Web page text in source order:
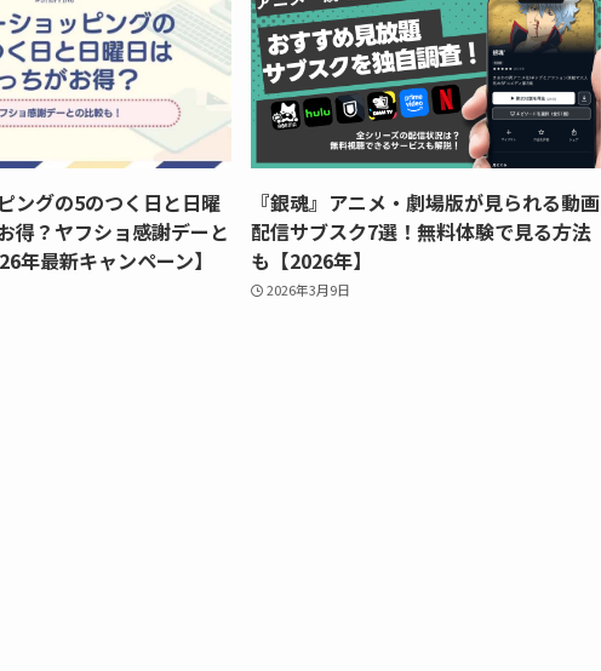
ングの5のつく日と日曜
得？ヤフショ感謝デーと
年最新キャンペーン】
『銀魂』アニメ・劇場版が見られる動画
配信サブスク7選！無料体験で見る方法
も【2026年】
2026年3月9日